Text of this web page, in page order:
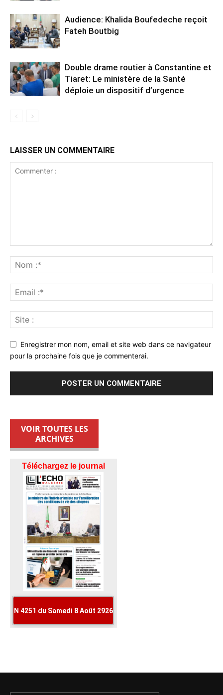
Audience: Khalida Boufedeche reçoit
Fateh Boutbig
Double drame routier à Constantine et
Tiaret: Le ministère de la Santé
déploie un dispositif d’urgence
LAISSER UN COMMENTAIRE
Enregistrer mon nom, email et site web dans ce navigateur
pour la prochaine fois que je commenterai.
VOIR TOUTES LES
ARCHIVES